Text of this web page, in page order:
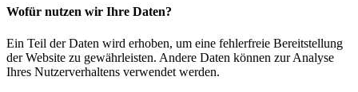
Wofür nutzen wir Ihre Daten?
Ein Teil der Daten wird erhoben, um eine fehlerfreie Bereitstellung
der Website zu gewährleisten. Andere Daten können zur Analyse
Ihres Nutzerverhaltens verwendet werden.